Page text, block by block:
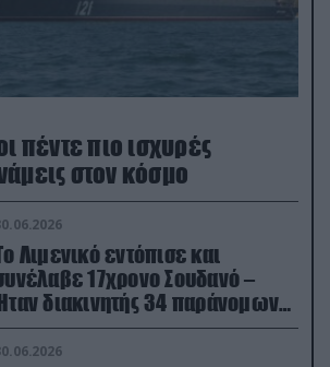
πέντε πιο ισχυρές
στον κόσμο
Λιμενικό εντόπισε και
17χρονο Σουδανό –
διακινητής 34 παράνομων